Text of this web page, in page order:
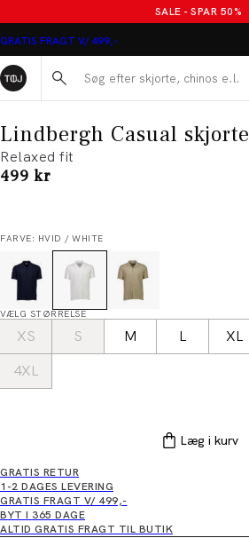
SALE - SPAR 50%
GRATIS FRAGT V/ 499,-
Søg her...
Lindbergh Casual skjorte
Relaxed fit
I alt (inkl. rabat)
499 kr
FARVE: HVID / WHITE
VÆLG STØRRELSE
XS S M L XL
4XL
Læg i kurv
GRATIS RETUR
1-2 DAGES LEVERING
GRATIS FRAGT V/ 499,-
BYT I 365 DAGE
ALTID GRATIS FRAGT TIL BUTIK